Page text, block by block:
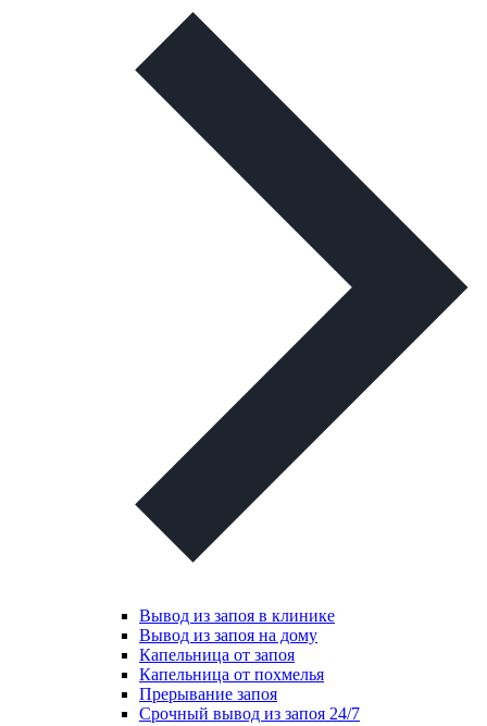
Вывод из запоя в клинике
Вывод из запоя на дому
Капельница от запоя
Капельница от похмелья
Прерывание запоя
Срочный вывод из запоя 24/7